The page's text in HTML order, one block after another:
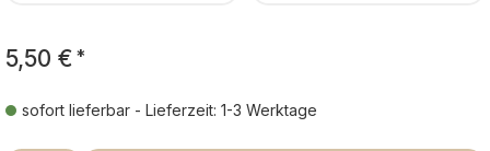
5,50 € *
sofort lieferbar - Lieferzeit: 1-3 Werktage